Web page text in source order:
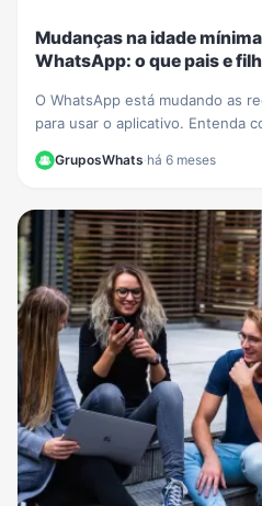
Mudanças na idade
WhatsApp: o que pais e
O WhatsApp está mudando as
para usar o aplicativo. Entenda
contas supervisionadas para
GruposWhats·há 6 meses